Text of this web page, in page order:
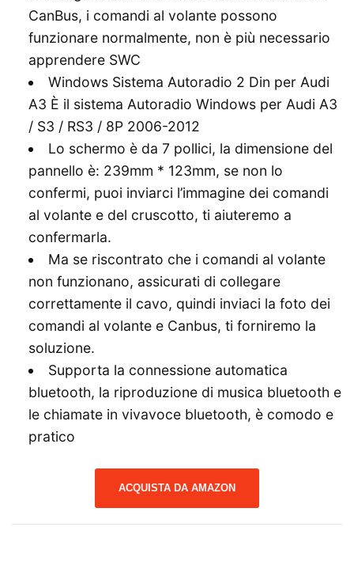
CanBus, i comandi al volante possono
funzionare normalmente, non è più necessario
apprendere SWC
Windows Sistema Autoradio 2 Din per Audi
A3 È il sistema Autoradio Windows per Audi A3
/ S3 / RS3 / 8P 2006-2012
Lo schermo è da 7 pollici, la dimensione del
pannello è: 239mm * 123mm, se non lo
confermi, puoi inviarci l’immagine dei comandi
al volante e del cruscotto, ti aiuteremo a
confermarla.
Ma se riscontrato che i comandi al volante
non funzionano, assicurati di collegare
correttamente il cavo, quindi inviaci la foto dei
comandi al volante e Canbus, ti forniremo la
soluzione.
Supporta la connessione automatica
bluetooth, la riproduzione di musica bluetooth e
le chiamate in vivavoce bluetooth, è comodo e
pratico
ACQUISTA DA AMAZON